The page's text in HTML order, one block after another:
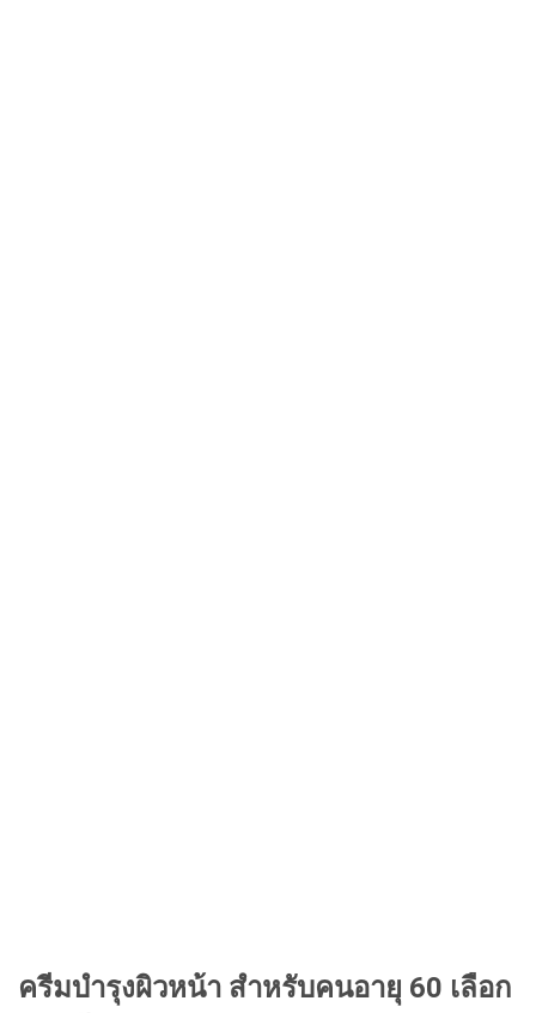
ครีมบำรุงผิวหน้า สำหรับคนอายุ 60 เลือก